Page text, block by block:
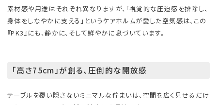
素材感や用途はそれぞれ異なりますが、「視覚的な圧迫感を排除し、
身体をしなやかに支える」というケアホルムが愛した空気感は、この
『PK3』にも、静かに、そして鮮やかに息づいています。
「高さ75cm」が創る、圧倒的な開放感
テーブルを覆い隠さないミニマルな佇まいは、空間を広く見せるだけ